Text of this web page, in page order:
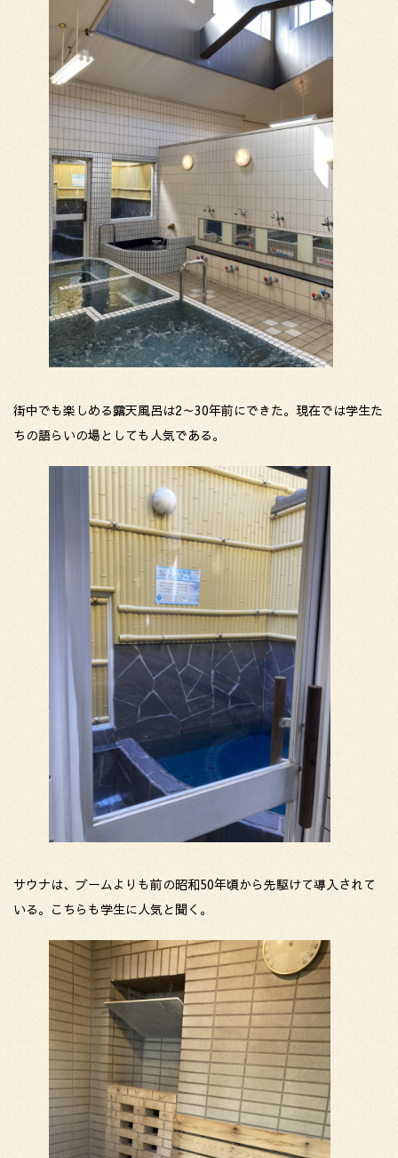
街中でも楽しめる露天風呂は2～30年前にできた。現在では学生た
ちの語らいの場としても人気である。
サウナは、ブームよりも前の昭和50年頃から先駆けて導入されて
いる。こちらも学生に人気と聞く。